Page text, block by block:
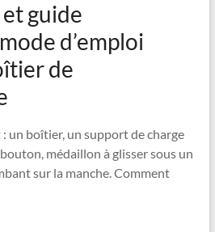
guide
d’emploi
de
un boîtier, un support de charge
médaillon à glisser sous un
sur la manche. Comment